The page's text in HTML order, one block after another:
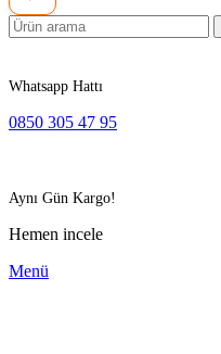
Whatsapp Hattı
0850 305 47 95
Aynı Gün Kargo!
Hemen incele
Menü